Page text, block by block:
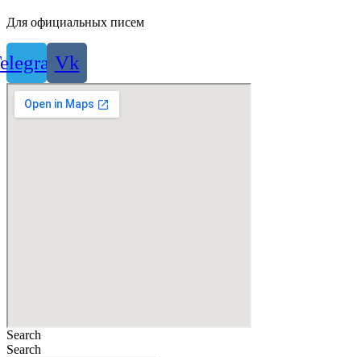
Для официальных писем
Vk
Search
Search